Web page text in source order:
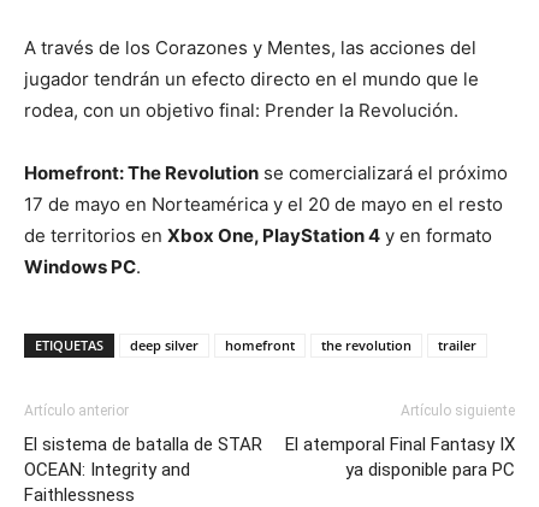
A través de los Corazones y Mentes, las acciones del
jugador tendrán un efecto directo en el mundo que le
rodea, con un objetivo final: Prender la Revolución.
Homefront: The Revolution se comercializará el próximo
17 de mayo en Norteamérica y el 20 de mayo en el resto
de territorios en Xbox One, PlayStation 4 y en formato
Windows PC.
ETIQUETAS deep silver homefront the revolution trailer
Artículo anterior
El sistema de batalla de STAR
OCEAN: Integrity and
Faithlessness
Artículo siguiente
El atemporal Final Fantasy IX
ya disponible para PC